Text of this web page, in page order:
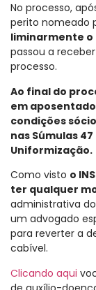
No processo,
perito nomeado
liminarmente o
passou a
processo.
Ao final do
em
condições
nas Súmulas
Uniformização.
Como visto o
ter qualquer
administrativa
um advogado
para reverter a
cabível.
Clicando aqui